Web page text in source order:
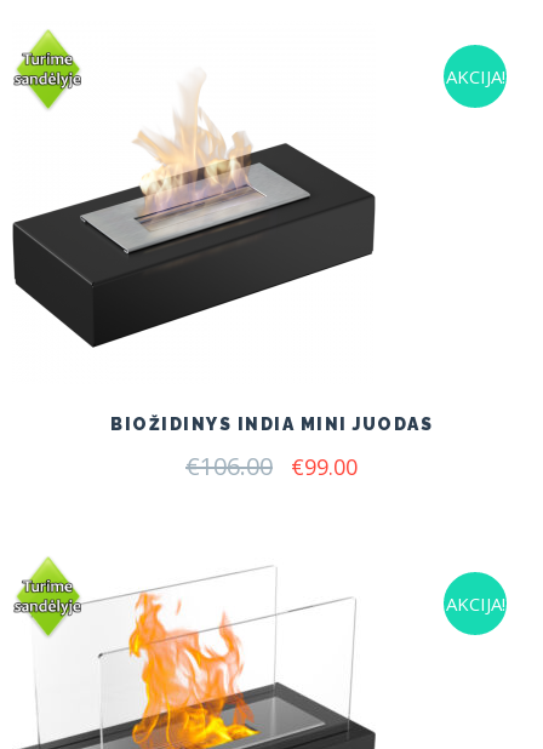
AKCIJA!
BIOŽIDINYS INDIA MINI JUODAS
€106.00 Original
€99.00Current
AKCIJA!